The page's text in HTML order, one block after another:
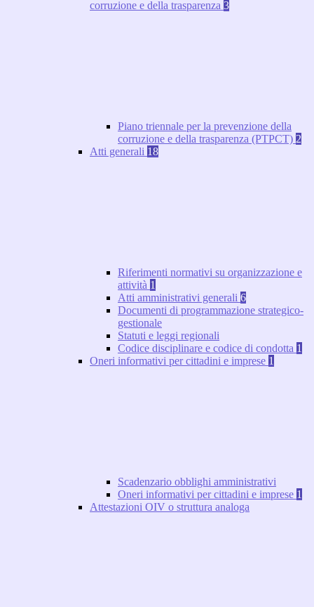
corruzione e della trasparenza 3
Piano triennale per la prevenzione della
corruzione e della trasparenza (PTPCT) 2
Atti generali 18
Riferimenti normativi su organizzazione e
attività 1
Atti amministrativi generali 6
Documenti di programmazione strategico-
gestionale
Statuti e leggi regionali
Codice disciplinare e codice di condotta 1
Oneri informativi per cittadini e imprese 1
Scadenzario obblighi amministrativi
Oneri informativi per cittadini e imprese 1
Attestazioni OIV o struttura analoga